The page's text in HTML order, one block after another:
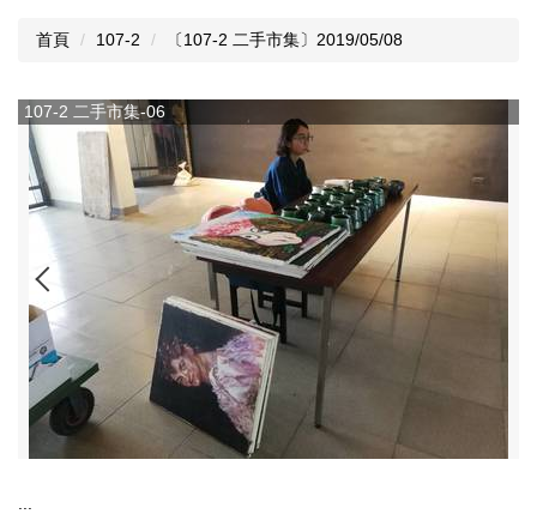
首頁 107-2 〔107-2 二手市集〕2019/05/08
107-2 二手市集-06